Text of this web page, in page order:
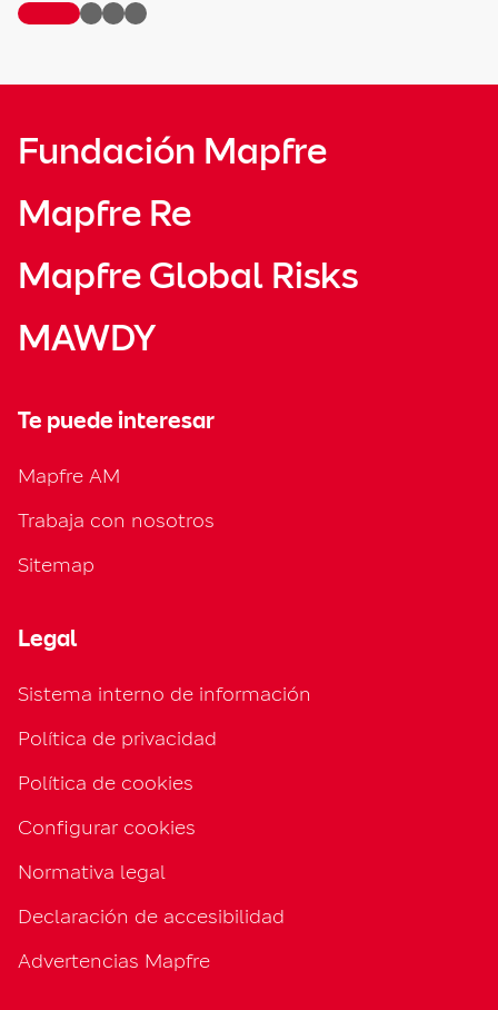
Fundación Mapfre
Mapfre Re
Mapfre Global Risks
MAWDY
Te puede interesar
Mapfre AM
Trabaja con nosotros
Sitemap
Legal
Sistema interno de información
Política de privacidad
Política de cookies
Configurar cookies
Normativa legal
Declaración de accesibilidad
Advertencias Mapfre